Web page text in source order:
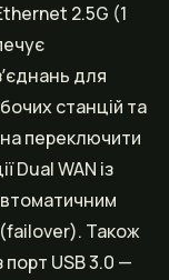
2.5G (1
для
станцій та
переключити
Dual WAN із
Також
USB 3.0 —